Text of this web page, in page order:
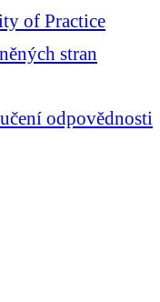
of Practice
stran
odpovědnosti